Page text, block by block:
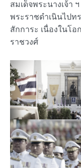
สมเด็จพระนางเจ้า
พระราชดำเนินไปท
สักการะ เนื่องในโ
ราชวงศ์